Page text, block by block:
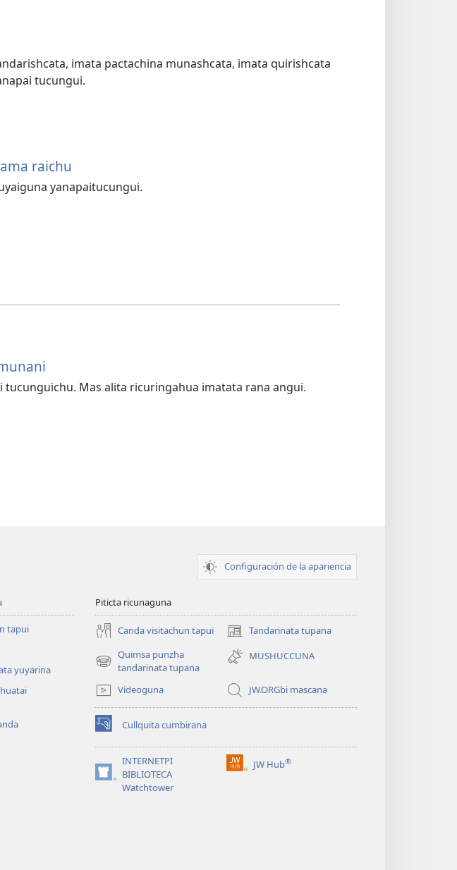
imata pactachina munashcata, imata quirishcata
tucungui.
raichu
yanapaitucungui.
tucunguichu. Mas alita ricuringahua imatata rana angui.
Configuración de la apariencia
tapui
yuyarina
Piticta ricunaguna
Canda visitachun tapui Tandarinata tupana
(abre
una
nueva
Quimsa punzha
tandarinata tupana
(abre
nueva
ventana)
MUSHUCCUNA
Videoguna JW.ORGbi mascana
Cullquita cumbirana
(abre
una
ventana)
INTERNETPI
BIBLIOTECA
Watchtower
(abre
JW Hub®
(abre